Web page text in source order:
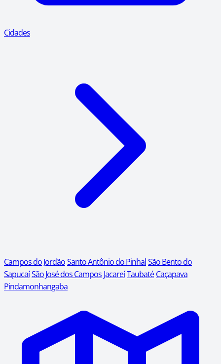
Cidades
Campos do JordãoSanto Antônio do PinhalSão Bento do
SapucaíSão José dos Campos JacareíTaubaté Caçapava
Pindamonhangaba